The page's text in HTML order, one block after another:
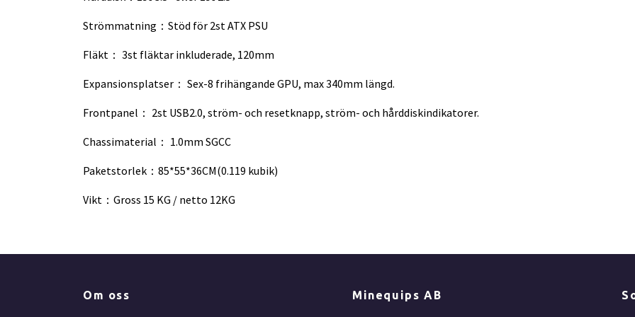
Strömmatning：Stöd för 2st ATX PSU
Fläkt： 3st fläktar inkluderade, 120mm
Expansionsplatser： Sex-8 frihängande GPU, max 340mm längd.
Frontpanel： 2st USB2.0, ström- och resetknapp, ström- och hårddiskindikatorer.
Chassimaterial： 1.0mm SGCC
Paketstorlek：85*55*36CM(0.119 kubik)
Vikt：Gross 15 KG / netto 12KG
Om oss Minequips AB